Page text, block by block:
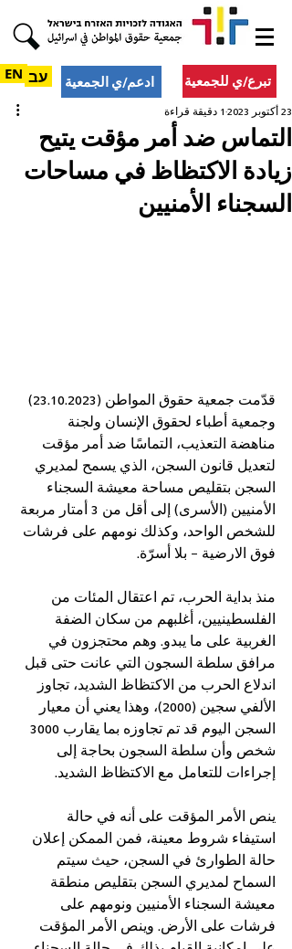
עב ادعم/ي الجمعية EN تبرع/ي للجمعية
التماس ضد أمر مؤقت يتيح
زيادة الاكتظاظ في مساحات
السجناء الأمنيين
23 أكتوبر 2023 1 دقيقة قراءة
قدّمت جمعية حقوق المواطن (23.10.2023)
وجمعية أطباء لحقوق الإنسان ولجنة
مناهضة التعذيب، التماسًا ضد أمر مؤقت
لتعديل قانون السجن، الذي يسمح لمديري
السجن بتقليص مساحة معيشة السجناء
الأمنيين (الأسرى) إلى أقل من 3 أمتار مربعة
للشخص الواحد، وكذلك نومهم على فرشات
فوق الارضية - بلا أسرّة.
منذ بداية الحرب، تم اعتقال المئات من
الفلسطينيين، أغلبهم من سكان الضفة
الغربية على ما يبدو. وهم محتجزون في
مرافق سلطة السجون التي عانت حتى قبل
اندلاع الحرب من الاكتظاظ الشديد، تجاوز
الألفي سجين (2000)، وهذا يعني أن معيار
شخص وأن سلطة السجون بحاجة إلى
إجراءات للتعامل مع الاكتظاظ الشديد.
ينص الأمر المؤقت على أنه في حالة
استيفاء شروط معينة، فمن الممكن إعلان
حالة الطوارئ في السجن، حيث سيتم
السماح لمديري السجن بتقليص منطقة
معيشة السجناء الأمنيين ونومهم على
فرشات على الأرض. وينص الأمر المؤقت